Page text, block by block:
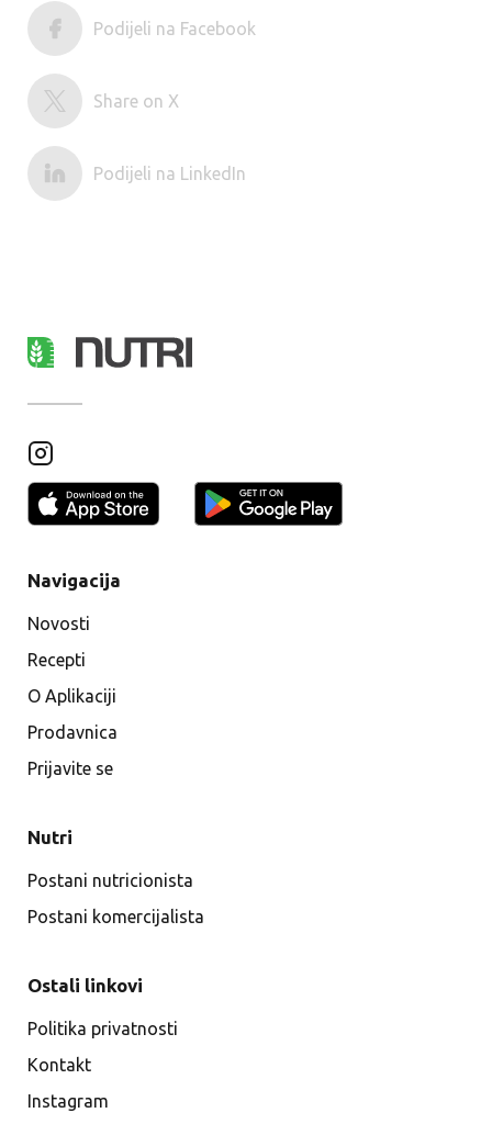
Podijeli na Facebook
Share on X
Podijeli na LinkedIn
Navigacija
Novosti
Recepti
O Aplikaciji
Prodavnica
Prijavite se
Nutri
Postani nutricionista
Postani komercijalista
Ostali linkovi
Politika privatnosti
Kontakt
Instagram